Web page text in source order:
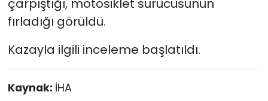
fırladığı görüldü.
Kazayla ilgili inceleme başlatıldı.
Kaynak: İHA